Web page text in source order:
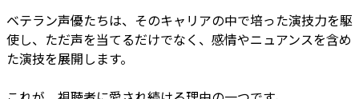
ベテラン声優たちは、そのキャリアの中で培った演技力を駆
使し、ただ声を当てるだけでなく、感情やニュアンスを含め
た演技を展開します。